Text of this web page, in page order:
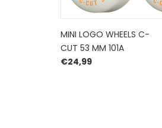
MINI LOGO WHEELS C-
CUT 53 MM 101A
€24,99